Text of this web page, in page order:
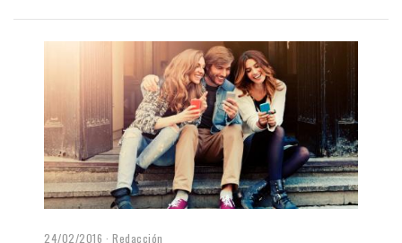
24/02/2016 Redacción